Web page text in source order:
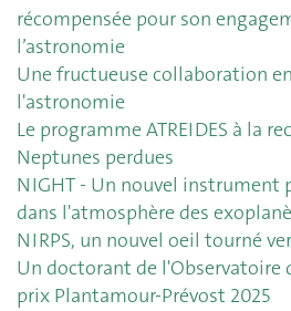
récompensée pour son
l’astronomie
Une fructueuse collaboration
l'astronomie
Le programme ATREIDES à la
Neptunes perdues
NIGHT - Un nouvel instrument
dans l'atmosphère des
NIRPS, un nouvel oeil tourné
Un doctorant de l'Observatoire
prix Plantamour-Prévost 2025